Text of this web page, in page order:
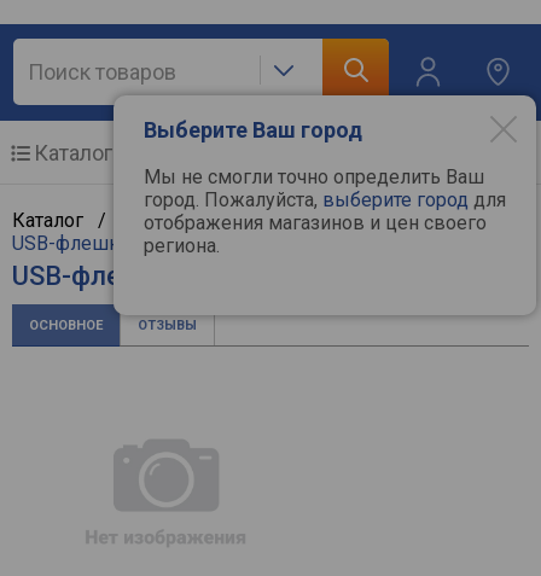
Выберите Ваш город
Мы не смогли точно определить Ваш
город. Пожалуйста, выберите город для
отображения магазинов и цен своего
региона.
Каталог
Каталог / Компьютерная техника/ Мультимедиа
USB-флешки
/Silicon Power
USB-флешка Silicon Power LuxMini 322
ОСНОВНОЕ ОТЗЫВЫ